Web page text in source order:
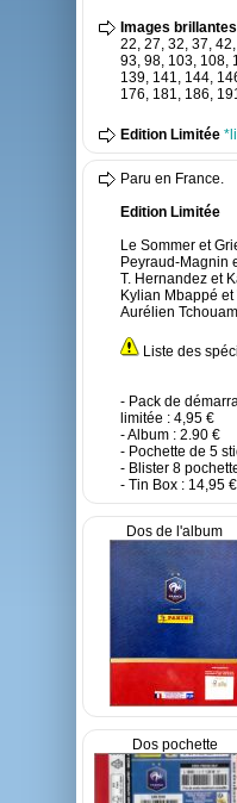
Images brillantes
22, 27, 32, 37,
93, 98, 103, 108,
139, 141, 144,
176, 181, 186,
Edition Limitée
Paru en France.
Edition Limitée
Le Sommer et
Peyraud-Magnin
T. Hernandez et
Kylian Mbappé
Aurélien
Liste des
- Pack de
limitée : 4,95 €
- Album : 2.90 €
- Pochette de 5
- Blister 8
- Tin Box : 14,95 €
Dos de l'album
Dos pochette